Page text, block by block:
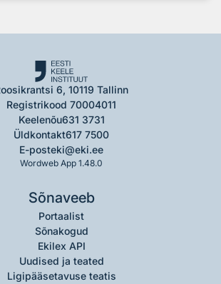
6, 10119 Tallinn
Registrikood 70004011
Keelenõu631 3731
Üldkontakt617 7500
E-posteki@eki.ee
Wordweb App 1.48.0
Sõnaveeb
Portaalist
Sõnakogud
Ekilex API
Uudised ja teated
Ligipääsetavuse teatis